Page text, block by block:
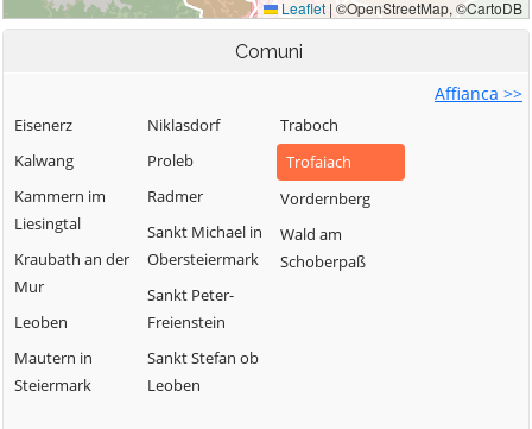
Comuni
Affianca >>
Eisenerz
Kalwang
Kammern im
Liesingtal
Kraubath an der
Mur
Leoben
Mautern in
Steiermark
Niklasdorf
Proleb
Radmer
Sankt Michael in
Obersteiermark
Sankt Peter-
Freienstein
Sankt Stefan ob
Leoben
Traboch
Trofaiach
Vordernberg
Wald am
Schoberpaß